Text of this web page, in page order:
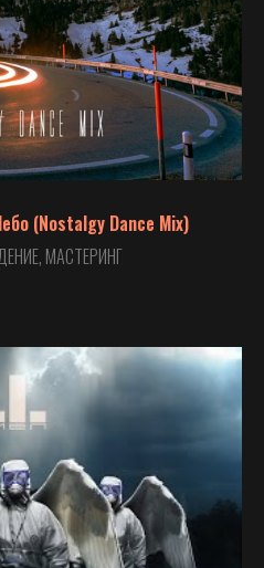
(Nostalgy Dance Mix)
МАСТЕРИНГ